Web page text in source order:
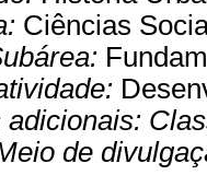
Ciências
adicionais:
de